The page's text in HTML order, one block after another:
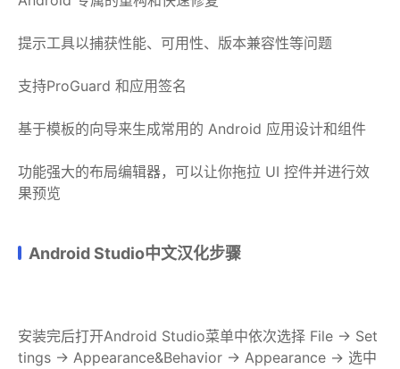
提示工具以捕获性能、可用性、版本兼容性等问题
支持ProGuard 和应用签名
基于模板的向导来生成常用的 Android 应用设计和组件
功能强大的布局编辑器，可以让你拖拉 UI 控件并进行效
果预览
Android Studio中文汉化步骤
安装完后打开Android Studio菜单中依次选择 File -> Set
tings -> Appearance&Behavior -> Appearance -> 选中